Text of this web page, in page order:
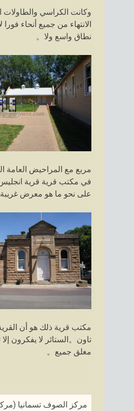
وكانت الكراسي والطاولات
الانتهاء من جميع أنحاء
نطاق واسع ولا。
مربع مع المراحيض العامة
في مكتب قرية قرية
على نحو ما هو معرض
مكتب قرية ذلك هو أن
تاون。الستائر لا يفكرون إلا
مغلق جميع。
مركز الصوف تسمانيا